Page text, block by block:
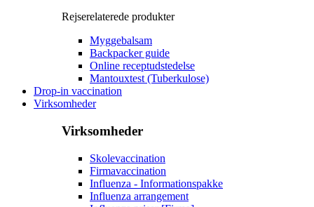
Rejserelaterede produkter
Myggebalsam
Backpacker guide
Online receptudstedelse
Mantouxtest (Tuberkulose)
Drop-in vaccination
Virksomheder
Virksomheder
Skolevaccination
Firmavaccination
Influenza - Informationspakke
Influenza arrangement